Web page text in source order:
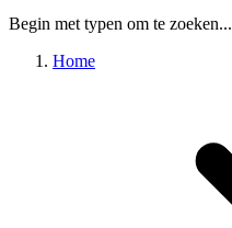
Begin met typen om te zoeken...
Home